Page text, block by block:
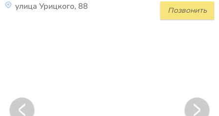
Позвонить
улица Урицкого, 88